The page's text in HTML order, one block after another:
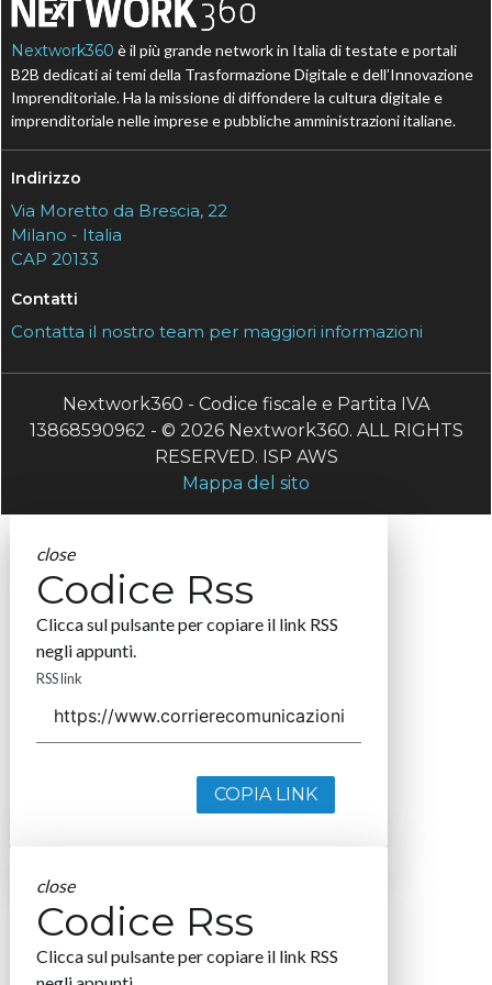
Nextwork360 è il più grande network in Italia di testate e portali
B2B dedicati ai temi della Trasformazione Digitale e dell’Innovazione
Imprenditoriale. Ha la missione di diffondere la cultura digitale e
imprenditoriale nelle imprese e pubbliche amministrazioni italiane.
Indirizzo
Via Moretto da Brescia, 22
Milano - Italia
CAP 20133
Contatti
Contatta il nostro team per maggiori informazioni
Nextwork360 - Codice fiscale e Partita IVA
13868590962 - © 2026 Nextwork360. ALL RIGHTS
RESERVED. ISP AWS
Mappa del sito
close
Codice Rss
Clicca sul pulsante per copiare il link RSS
negli appunti.
RSS link
COPIA LINK
close
Codice Rss
Clicca sul pulsante per copiare il link RSS